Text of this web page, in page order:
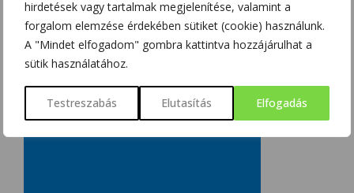
hirdetések vagy tartalmak megjelenítése, valamint a
forgalom elemzése érdekében sütiket (cookie) használunk.
A "Mindet elfogadom" gombra kattintva hozzájárulhat a
sütik használatához.
Testreszabás Elutasítás Elfogadás